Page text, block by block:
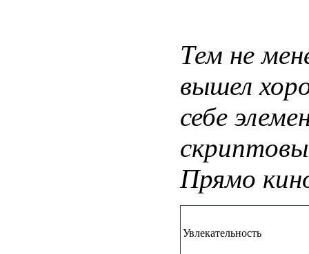
Тем не
вышел
себе
Прямо
Увлекательность